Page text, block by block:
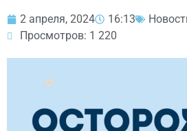
2 апреля, 2024 16:13
Просмотров: 1 220